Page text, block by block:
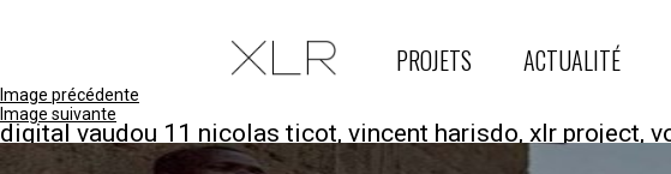
PROJETS ACTUALITÉ
Image précédente
Image suivante
digital vaudou 11 nicolas ticot, vincent harisdo, xlr project,